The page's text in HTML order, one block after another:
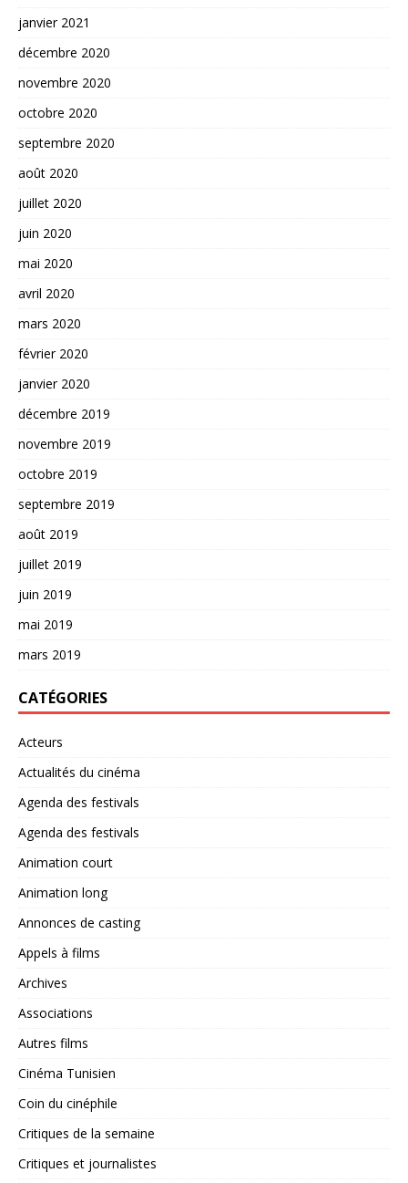
janvier 2021
décembre 2020
novembre 2020
octobre 2020
septembre 2020
août 2020
juillet 2020
juin 2020
mai 2020
avril 2020
mars 2020
février 2020
janvier 2020
décembre 2019
novembre 2019
octobre 2019
septembre 2019
août 2019
juillet 2019
juin 2019
mai 2019
mars 2019
CATÉGORIES
Acteurs
Actualités du cinéma
Agenda des festivals
Agenda des festivals
Animation court
Animation long
Annonces de casting
Appels à films
Archives
Associations
Autres films
Cinéma Tunisien
Coin du cinéphile
Critiques de la semaine
Critiques et journalistes